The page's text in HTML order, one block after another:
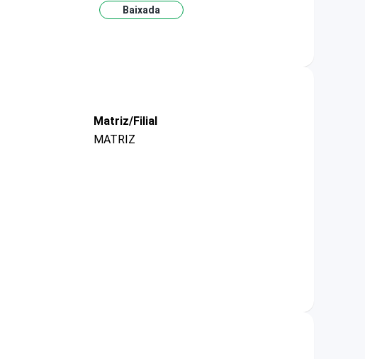
Baixada
Matriz/Filial
MATRIZ